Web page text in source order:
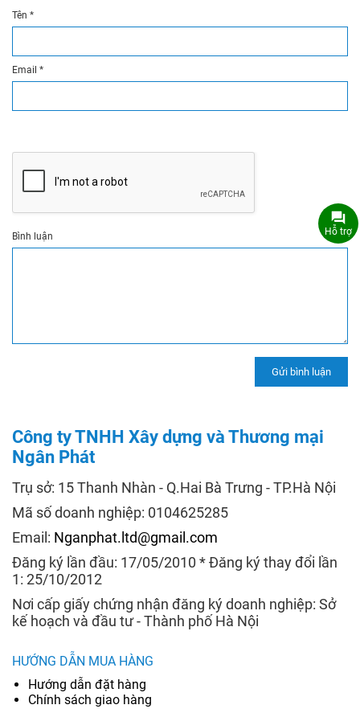
Tên *
Email *
Bình luận
Công ty TNHH Xây dựng và Thương mại
Ngân Phát
Trụ sở: 15 Thanh Nhàn - Q.Hai Bà Trưng - TP.Hà Nội
Mã số doanh nghiệp: 0104625285
Email: Nganphat.ltd@gmail.com
Đăng ký lần đầu: 17/05/2010 * Đăng ký thay đổi lần
1: 25/10/2012
Nơi cấp giấy chứng nhận đăng ký doanh nghiệp: Sở
kế hoạch và đầu tư - Thành phố Hà Nội
HƯỚNG DẪN MUA HÀNG
Hướng dẫn đặt hàng
Chính sách giao hàng
Hỗ trợ